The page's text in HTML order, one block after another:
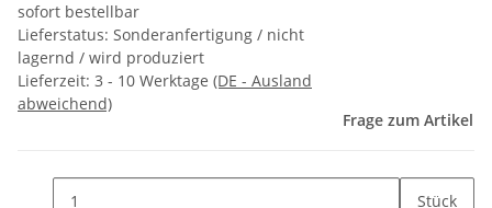
sofort bestellbar
Lieferstatus: Sonderanfertigung / nicht
lagernd / wird produziert
Lieferzeit: 3 - 10 Werktage (DE - Ausland
abweichend)
Frage zum Artikel
Stück